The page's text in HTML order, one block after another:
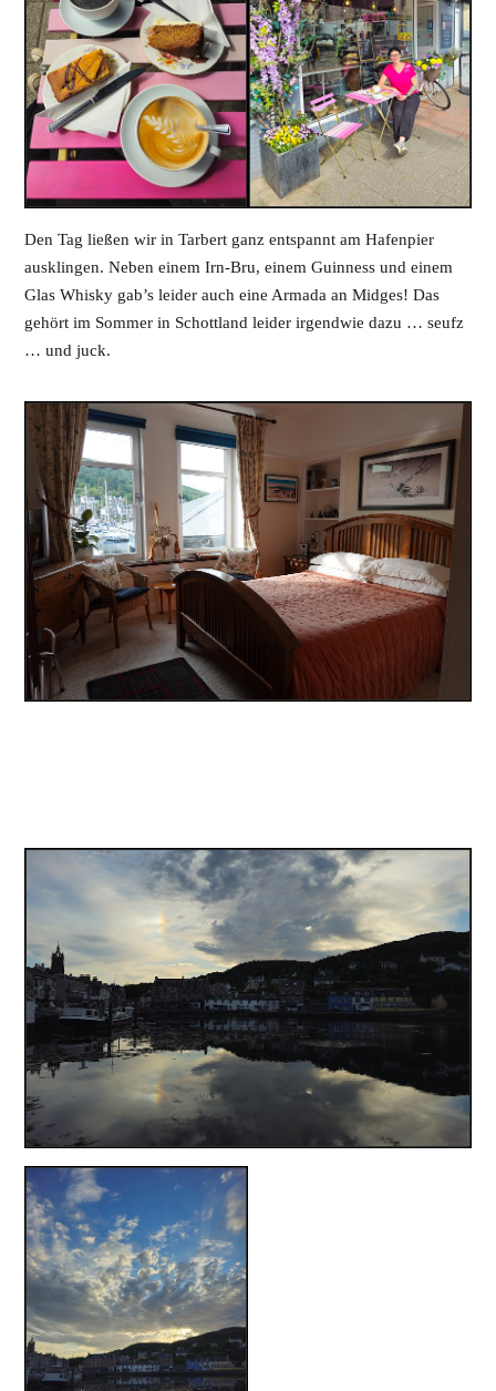
Den Tag ließen wir in Tarbert ganz entspannt am Hafenpier
ausklingen. Neben einem Irn-Bru, einem Guinness und einem
Glas Whisky gab’s leider auch eine Armada an Midges! Das
gehört im Sommer in Schottland leider irgendwie dazu … seufz
… und juck.